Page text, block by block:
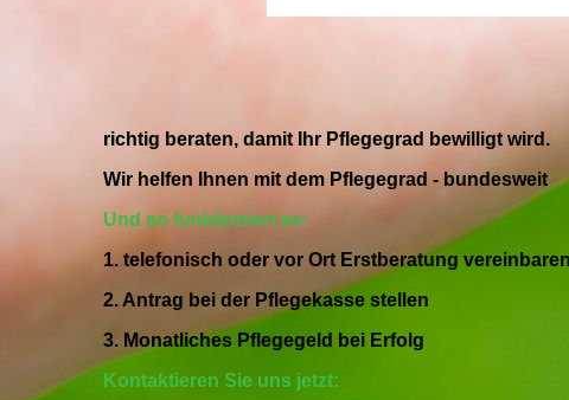
richtig beraten, damit Ihr Pflegegrad bewilligt wird.
Wir helfen Ihnen mit dem Pflegegrad - bundesweit
Und so funktioniert es:
1. telefonisch oder vor Ort Erstberatung vereinbaren
2. Antrag bei der Pflegekasse stellen
3. Monatliches Pflegegeld bei Erfolg
Kontaktieren Sie uns jetzt: